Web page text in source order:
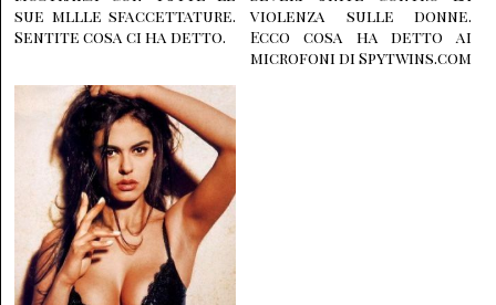
sue mllle sfaccettature.
Sentite cosa ci ha detto.
violenza sulle donne.
Ecco cosa ha detto ai
microfoni di Spytwins.com